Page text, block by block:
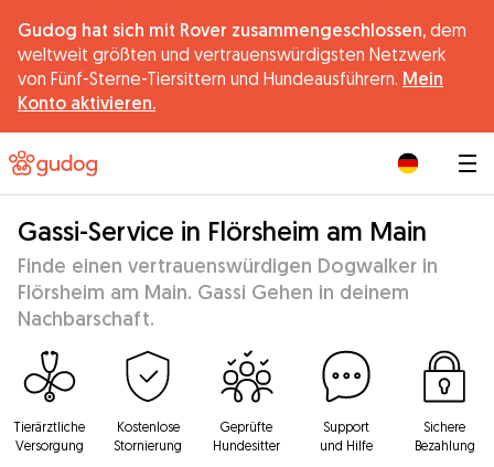
Gudog hat sich mit Rover zusammengeschlossen, dem
weltweit größten und vertrauenswürdigsten Netzwerk
von Fünf-Sterne-Tiersittern und Hundeausführern. Mein
Konto aktivieren.
Gassi-Service in Flörsheim am Main
Finde einen vertrauenswürdigen Dogwalker in
Flörsheim am Main. Gassi Gehen in deinem
Nachbarschaft.
Tierärztliche
Versorgung
Kostenlose
Stornierung
Geprüfte
Hundesitter
Support
und Hilfe
Sichere
Bezahlung